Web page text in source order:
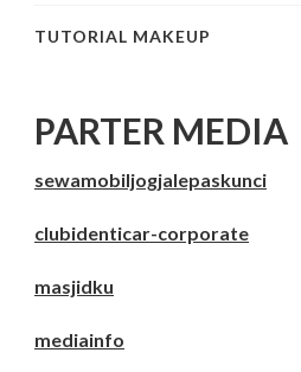
TUTORIAL MAKEUP
PARTER MEDIA
sewamobiljogjalepaskunci
clubidenticar-corporate
masjidku
mediainfo